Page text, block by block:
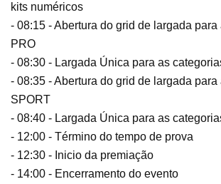
kits numéricos
- 08:15 - Abertura do grid de largada
PRO
- 08:30 - Largada Única para as
- 08:35 - Abertura do grid de largada
SPORT
- 08:40 - Largada Única para as
- 12:00 - Término do tempo de prova
- 12:30 - Inicio da premiação
- 14:00 - Encerramento do evento